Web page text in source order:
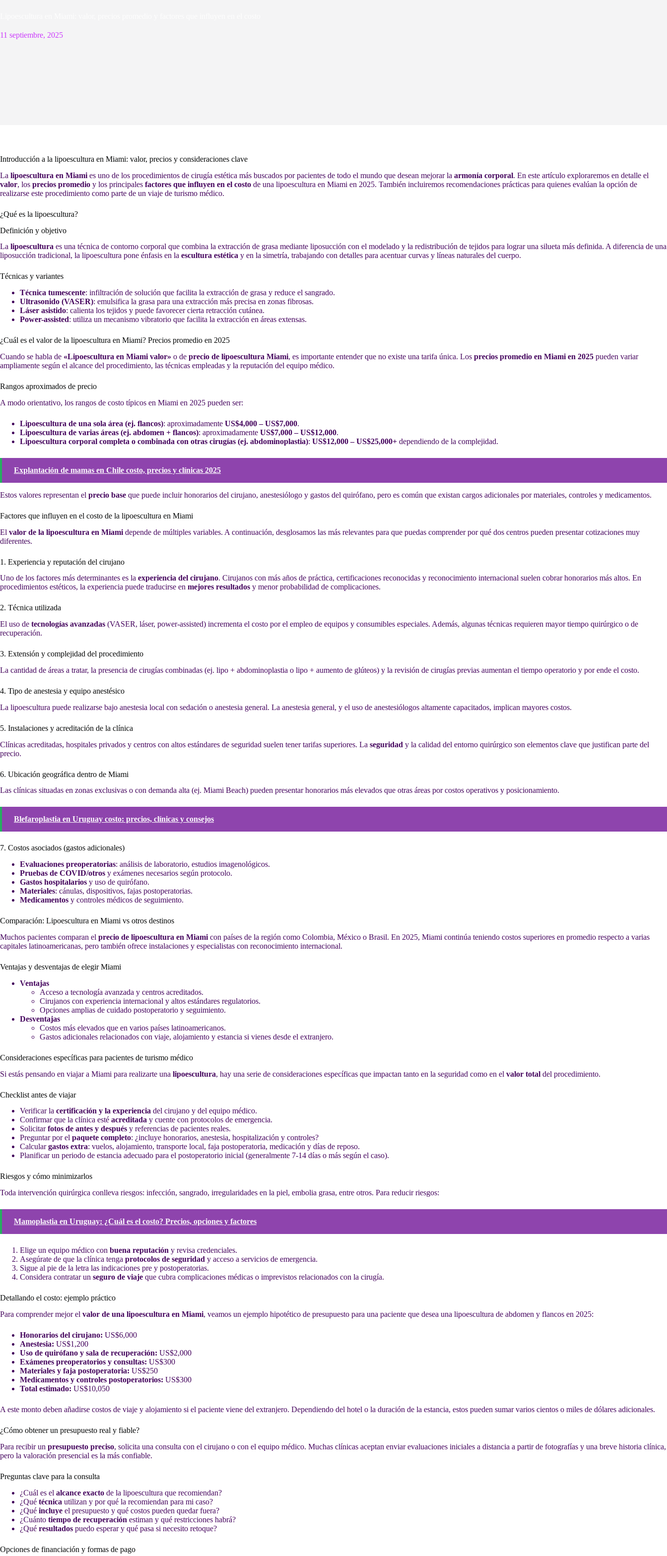
11 septiembre, 2025
Introducción a la lipoescultura en Miami: valor, precios y consideraciones clave
La lipoescultura en Miami es uno de los procedimientos de cirugía estética más buscados por pacientes de todo el mundo que desean mejorar la armonía corporal. En este artículo exploraremos en detalle el
valor, los precios promedio y los principales factores que influyen en el costo de una lipoescultura en Miami en 2025. También incluiremos recomendaciones prácticas para quienes evalúan la opción de
realizarse este procedimiento como parte de un viaje de turismo médico.
¿Qué es la lipoescultura?
Definición y objetivo
La lipoescultura es una técnica de contorno corporal que combina la extracción de grasa mediante liposucción con el modelado y la redistribución de tejidos para lograr una silueta más definida. A diferencia de una
liposucción tradicional, la lipoescultura pone énfasis en la escultura estética y en la simetría, trabajando con detalles para acentuar curvas y líneas naturales del cuerpo.
Técnicas y variantes
Técnica tumescente: infiltración de solución que facilita la extracción de grasa y reduce el sangrado.
Ultrasonido (VASER): emulsifica la grasa para una extracción más precisa en zonas fibrosas.
Láser asistido: calienta los tejidos y puede favorecer cierta retracción cutánea.
Power-assisted: utiliza un mecanismo vibratorio que facilita la extracción en áreas extensas.
¿Cuál es el valor de la lipoescultura en Miami? Precios promedio en 2025
Cuando se habla de «Lipoescultura en Miami valor» o de precio de lipoescultura Miami, es importante entender que no existe una tarifa única. Los precios promedio en Miami en 2025 pueden variar
ampliamente según el alcance del procedimiento, las técnicas empleadas y la reputación del equipo médico.
Rangos aproximados de precio
A modo orientativo, los rangos de costo típicos en Miami en 2025 pueden ser:
Lipoescultura de una sola área (ej. flancos): aproximadamente US$4,000 – US$7,000.
Lipoescultura de varias áreas (ej. abdomen + flancos): aproximadamente US$7,000 – US$12,000.
Lipoescultura corporal completa o combinada con otras cirugías (ej. abdominoplastia): US$12,000 – US$25,000+ dependiendo de la complejidad.
Explantación de mamas en Chile costo, precios y clínicas 2025
Estos valores representan el precio base que puede incluir honorarios del cirujano, anestesiólogo y gastos del quirófano, pero es común que existan cargos adicionales por materiales, controles y medicamentos.
Factores que influyen en el costo de la lipoescultura en Miami
El valor de la lipoescultura en Miami depende de múltiples variables. A continuación, desglosamos las más relevantes para que puedas comprender por qué dos centros pueden presentar cotizaciones muy
diferentes.
1. Experiencia y reputación del cirujano
Uno de los factores más determinantes es la experiencia del cirujano. Cirujanos con más años de práctica, certificaciones reconocidas y reconocimiento internacional suelen cobrar honorarios más altos. En
procedimientos estéticos, la experiencia puede traducirse en mejores resultados y menor probabilidad de complicaciones.
2. Técnica utilizada
El uso de tecnologías avanzadas (VASER, láser, power-assisted) incrementa el costo por el empleo de equipos y consumibles especiales. Además, algunas técnicas requieren mayor tiempo quirúrgico o de
recuperación.
3. Extensión y complejidad del procedimiento
La cantidad de áreas a tratar, la presencia de cirugías combinadas (ej. lipo + abdominoplastia o lipo + aumento de glúteos) y la revisión de cirugías previas aumentan el tiempo operatorio y por ende el costo.
4. Tipo de anestesia y equipo anestésico
La lipoescultura puede realizarse bajo anestesia local con sedación o anestesia general. La anestesia general, y el uso de anestesiólogos altamente capacitados, implican mayores costos.
5. Instalaciones y acreditación de la clínica
Clínicas acreditadas, hospitales privados y centros con altos estándares de seguridad suelen tener tarifas superiores. La seguridad y la calidad del entorno quirúrgico son elementos clave que justifican parte del
precio.
6. Ubicación geográfica dentro de Miami
Las clínicas situadas en zonas exclusivas o con demanda alta (ej. Miami Beach) pueden presentar honorarios más elevados que otras áreas por costos operativos y posicionamiento.
Blefaroplastia en Uruguay costo: precios, clínicas y consejos
7. Costos asociados (gastos adicionales)
Evaluaciones preoperatorias: análisis de laboratorio, estudios imagenológicos.
Pruebas de COVID/otros y exámenes necesarios según protocolo.
Gastos hospitalarios y uso de quirófano.
Materiales: cánulas, dispositivos, fajas postoperatorias.
Medicamentos y controles médicos de seguimiento.
Comparación: Lipoescultura en Miami vs otros destinos
Muchos pacientes comparan el precio de lipoescultura en Miami con países de la región como Colombia, México o Brasil. En 2025, Miami continúa teniendo costos superiores en promedio respecto a varias
capitales latinoamericanas, pero también ofrece instalaciones y especialistas con reconocimiento internacional.
Ventajas y desventajas de elegir Miami
Ventajas
Acceso a tecnología avanzada y centros acreditados.
Cirujanos con experiencia internacional y altos estándares regulatorios.
Opciones amplias de cuidado postoperatorio y seguimiento.
Desventajas
Costos más elevados que en varios países latinoamericanos.
Gastos adicionales relacionados con viaje, alojamiento y estancia si vienes desde el extranjero.
Consideraciones específicas para pacientes de turismo médico
Si estás pensando en viajar a Miami para realizarte una lipoescultura, hay una serie de consideraciones específicas que impactan tanto en la seguridad como en el valor total del procedimiento.
Checklist antes de viajar
Verificar la certificación y la experiencia del cirujano y del equipo médico.
Confirmar que la clínica esté acreditada y cuente con protocolos de emergencia.
Solicitarfotos de antes y después y referencias de pacientes reales.
Preguntar por el paquete completo: ¿incluye honorarios, anestesia, hospitalización y controles?
Calculargastos extra: vuelos, alojamiento, transporte local, faja postoperatoria, medicación y días de reposo.
Planificar un periodo de estancia adecuado para el postoperatorio inicial (generalmente 7-14 días o más según el caso).
Riesgos y cómo minimizarlos
Toda intervención quirúrgica conlleva riesgos: infección, sangrado, irregularidades en la piel, embolia grasa, entre otros. Para reducir riesgos:
Mamoplastia en Uruguay: ¿Cuál es el costo? Precios, opciones y factores
Elige un equipo médico con buena reputación y revisa credenciales.
Asegúrate de que la clínica tenga protocolos de seguridad y acceso a servicios de emergencia.
Sigue al pie de la letra las indicaciones pre y postoperatorias.
Considera contratar un seguro de viaje que cubra complicaciones médicas o imprevistos relacionados con la cirugía.
Detallando el costo: ejemplo práctico
Para comprender mejor el valor de una lipoescultura en Miami, veamos un ejemplo hipotético de presupuesto para una paciente que desea una lipoescultura de abdomen y flancos en 2025:
Honorarios del cirujano: US$6,000
Anestesia: US$1,200
Uso de quirófano y sala de recuperación: US$2,000
Exámenes preoperatorios y consultas: US$300
Materiales y faja postoperatoria: US$250
Medicamentos y controles postoperatorios: US$300
Total estimado: US$10,050
A este monto deben añadirse costos de viaje y alojamiento si el paciente viene del extranjero. Dependiendo del hotel o la duración de la estancia, estos pueden sumar varios cientos o miles de dólares adicionales.
¿Cómo obtener un presupuesto real y fiable?
Para recibir un presupuesto preciso, solicita una consulta con el cirujano o con el equipo médico. Muchas clínicas aceptan enviar evaluaciones iniciales a distancia a partir de fotografías y una breve historia clínica,
pero la valoración presencial es la más confiable.
Preguntas clave para la consulta
¿Cuál es el alcance exacto de la lipoescultura que recomiendan?
¿Qué técnica utilizan y por qué la recomiendan para mi caso?
¿Qué incluye el presupuesto y qué costos pueden quedar fuera?
¿Cuánto tiempo de recuperación estiman y qué restricciones habrá?
¿Qué resultados puedo esperar y qué pasa si necesito retoque?
Opciones de financiación y formas de pago